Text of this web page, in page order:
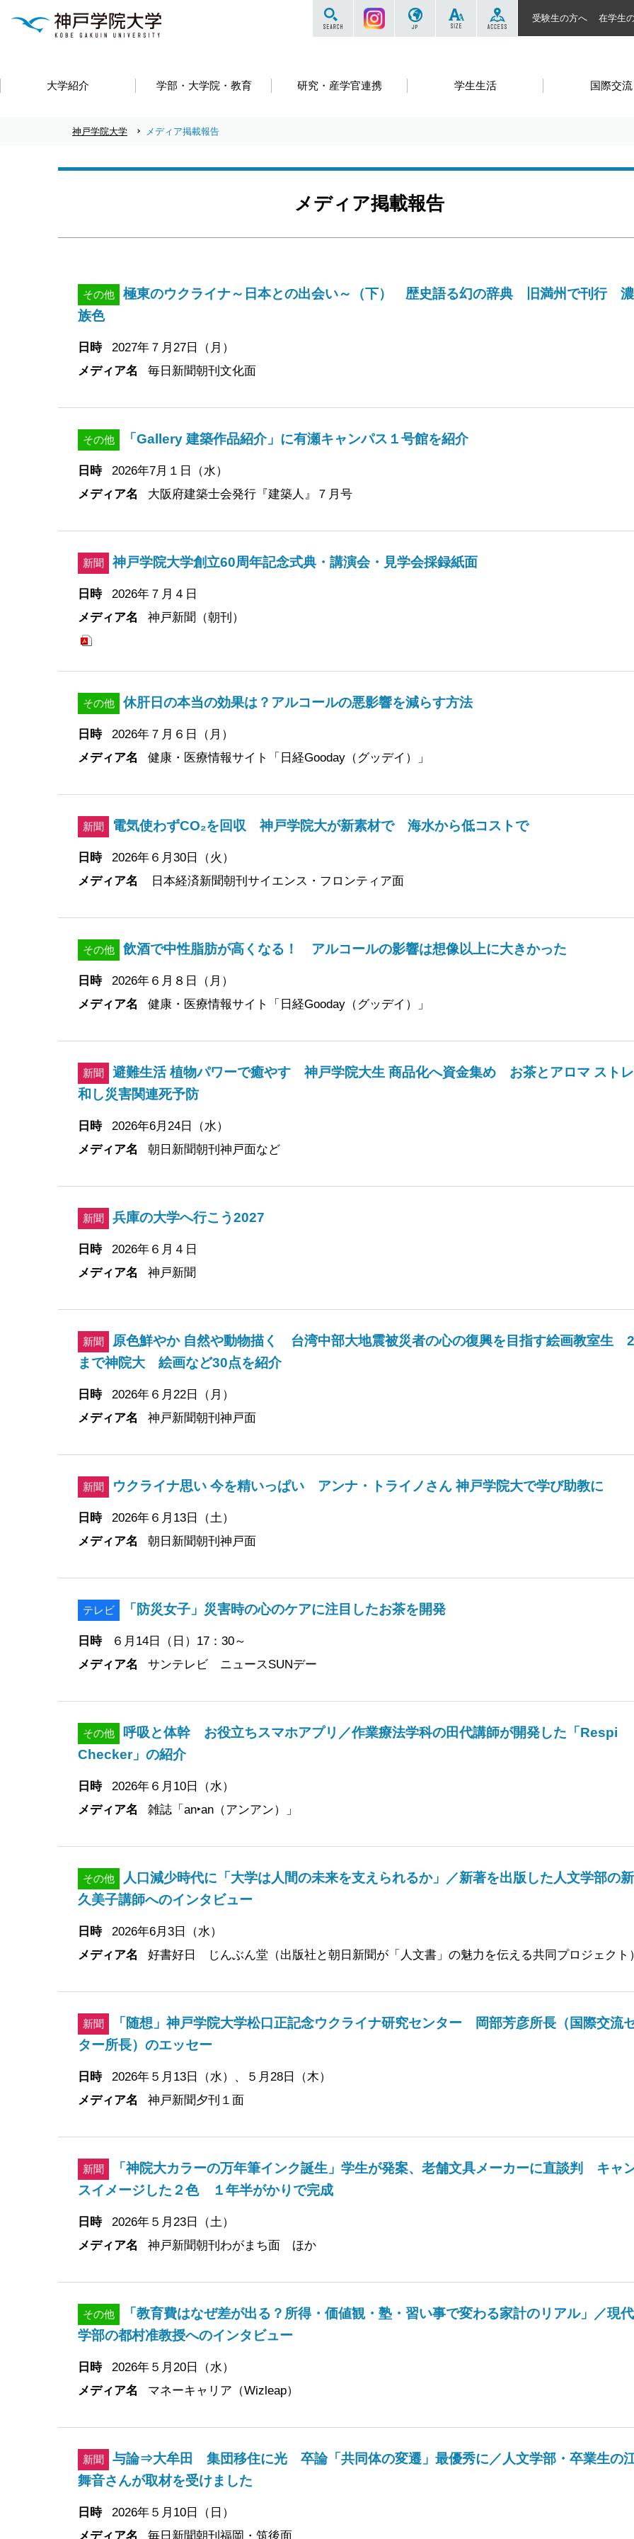
大学紹介 学部・大学院・教育 研究・産学官連携 学生生活 国際交流
サイト内を検索する
Instagram SIZE
受験生の方へ 在学生
神戸学院大学 メディア掲載報告
メディア掲載報告
その他
極東のウクライナ～日本との出会い～（下） 歴史語る幻の辞典 旧満州で刊行
族色
日時
2027年７月27日（月）
メディア名
毎日新聞朝刊文化面
その他 「Gallery 建築作品紹介」に有瀬キャンパス１号館を紹介
日時
2026年7月１日（水）
メディア名
大阪府建築士会発行『建築人』７月号
新聞 神戸学院大学創立60周年記念式典・講演会・見学会採録紙面
日時
2026年７月４日
メディア名
神戸新聞（朝刊）
その他 休肝日の本当の効果は？アルコールの悪影響を減らす方法
日時
2026年７月６日（月）
メディア名
健康・医療情報サイト「日経Gooday（グッデイ）」
新聞 電気使わずCO₂を回収 神戸学院大が新素材で 海水から低コストで
日時
2026年６月30日（火）
メディア名
日本経済新聞朝刊サイエンス・フロンティア面
その他 飲酒で中性脂肪が高くなる！ アルコールの影響は想像以上に大きかった
日時
2026年６月８日（月）
メディア名
健康・医療情報サイト「日経Gooday（グッデイ）」
新聞
避難生活 植物パワーで癒やす 神戸学院大生 商品化へ資金集め お茶とアロマ スト
和し災害関連死予防
日時
2026年6月24日（水）
メディア名
朝日新聞朝刊神戸面など
新聞 兵庫の大学へ行こう2027
日時
2026年６月４日
メディア名
神戸新聞
新聞
原色鮮やか 自然や動物描く 台湾中部大地震被災者の心の復興を目指す絵画教室生
まで神院大 絵画など30点を紹介
日時
2026年６月22日（月）
メディア名
神戸新聞朝刊神戸面
新聞 ウクライナ思い 今を精いっぱい アンナ・トライノさん 神戸学院大で学び助教に
日時
2026年６月13日（土）
メディア名
朝日新聞朝刊神戸面
テレビ 「防災女子」災害時の心のケアに注目したお茶を開発
日時
６月14日（日）17：30～
メディア名
サンテレビ ニュースSUNデー
その他
呼吸と体幹 お役立ちスマホアプリ／作業療法学科の田代講師が開発した「Respi
Checker」の紹介
日時
2026年６月10日（水）
メディア名
雑誌「an‣an（アンアン）」
その他
人口減少時代に「大学は人間の未来を支えられるか」／新著を出版した人文学部の
久美子講師へのインタビュー
日時
2026年6月3日（水）
メディア名
好書好日 じんぶん堂（出版社と朝日新聞が「人文書」の魅力を伝える共同プロジェクト
新聞
「随想」神戸学院大学松口正記念ウクライナ研究センター 岡部芳彦所長（国際交流
ター所長）のエッセー
日時
2026年５月13日（水）、５月28日（木）
メディア名
神戸新聞夕刊１面
新聞
「神院大カラーの万年筆インク誕生」学生が発案、老舗文具メーカーに直談判 キャ
スイメージした２色 １年半がかりで完成
日時
2026年５月23日（土）
メディア名
神戸新聞朝刊わがまち面 ほか
その他
「教育費はなぜ差が出る？所得・価値観・塾・習い事で変わる家計のリアル」／現
学部の都村准教授へのインタビュー
日時
2026年５月20日（水）
メディア名
マネーキャリア（Wizleap）
新聞
与論⇒大牟田 集団移住に光 卒論「共同体の変遷」最優秀に／人文学部・卒業生の
舞音さんが取材を受けました
日時
2026年５月10日（日）
メディア名
毎日新聞朝刊福岡・筑後面